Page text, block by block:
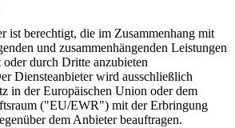
ist berechtigt, die im Zusammenhang mit
und zusammenhängenden Leistungen
oder durch Dritte anzubieten
Diensteanbieter wird ausschließlich
in der Europäischen Union oder dem
("EU/EWR") mit der Erbringung
dem Anbieter beauftragen.